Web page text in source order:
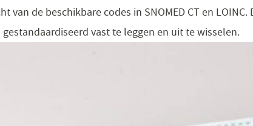
de beschikbare codes in SNOMED CT en LOINC.
vast te leggen en uit te wisselen.